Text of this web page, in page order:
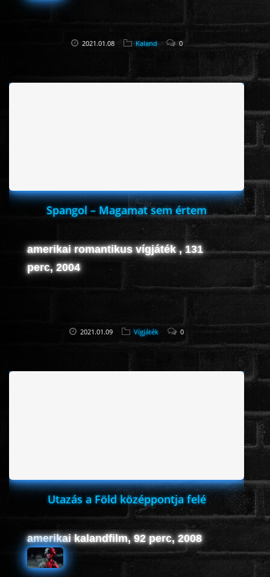
2021.01.08 Kaland 0
Spangol – Magamat sem értem
amerikai romantikus vígjáték , 131
perc, 2004
2021.01.09 Vígjáték 0
Utazás a Föld középpontja felé
amerikai kalandfilm, 92 perc, 2008